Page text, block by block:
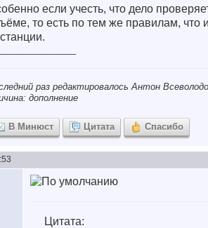
если учесть, что дело
то есть по тем же правилам, что
раз редактировалось Антон
дополнение
В Минюст Цитата Спасибо
Цитата: